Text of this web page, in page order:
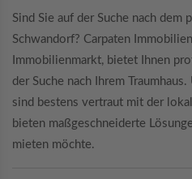
Sind Sie auf der Suche nach dem
Schwandorf? Carpaten
Immobilienmarkt, bietet Ihnen
der Suche nach Ihrem
sind bestens vertraut mit der
bieten maßgeschneiderte
mieten möchte.